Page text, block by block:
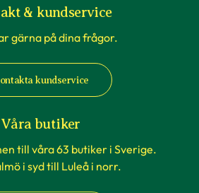
& kundservice
gärna på dina frågor.
kundservice
Våra butiker
till våra 63 butiker i Sverige.
i syd till Luleå i norr.